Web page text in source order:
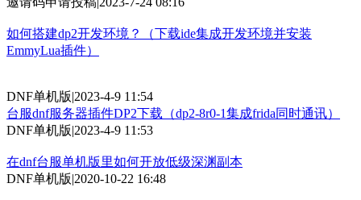
如何搭建dp2开发环境？（下载ide集成开发环境并安装
EmmyLua插件）
DNF单机版|2023-4-9 11:54
台服dnf服务器插件DP2下载（dp2-8r0-1集成frida同时通讯）
DNF单机版|2023-4-9 11:53
在dnf台服单机版里如何开放低级深渊副本
DNF单机版|2020-10-22 16:48